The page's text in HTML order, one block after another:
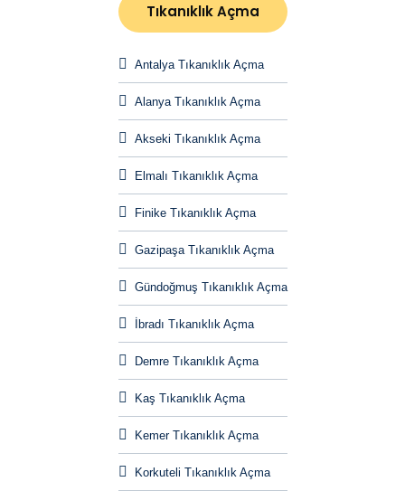
Tıkanıklık Açma
Antalya Tıkanıklık Açma
Alanya Tıkanıklık Açma
Akseki Tıkanıklık Açma
Elmalı Tıkanıklık Açma
Finike Tıkanıklık Açma
Gazipaşa Tıkanıklık Açma
Gündoğmuş Tıkanıklık Açma
İbradı Tıkanıklık Açma
Demre Tıkanıklık Açma
Kaş Tıkanıklık Açma
Kemer Tıkanıklık Açma
Korkuteli Tıkanıklık Açma